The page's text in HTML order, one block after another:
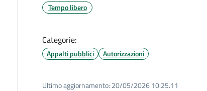
Tempo libero
Categorie:
Appalti pubblici Autorizzazioni
Ultimo aggiornamento: 20/05/2026 10:25.11